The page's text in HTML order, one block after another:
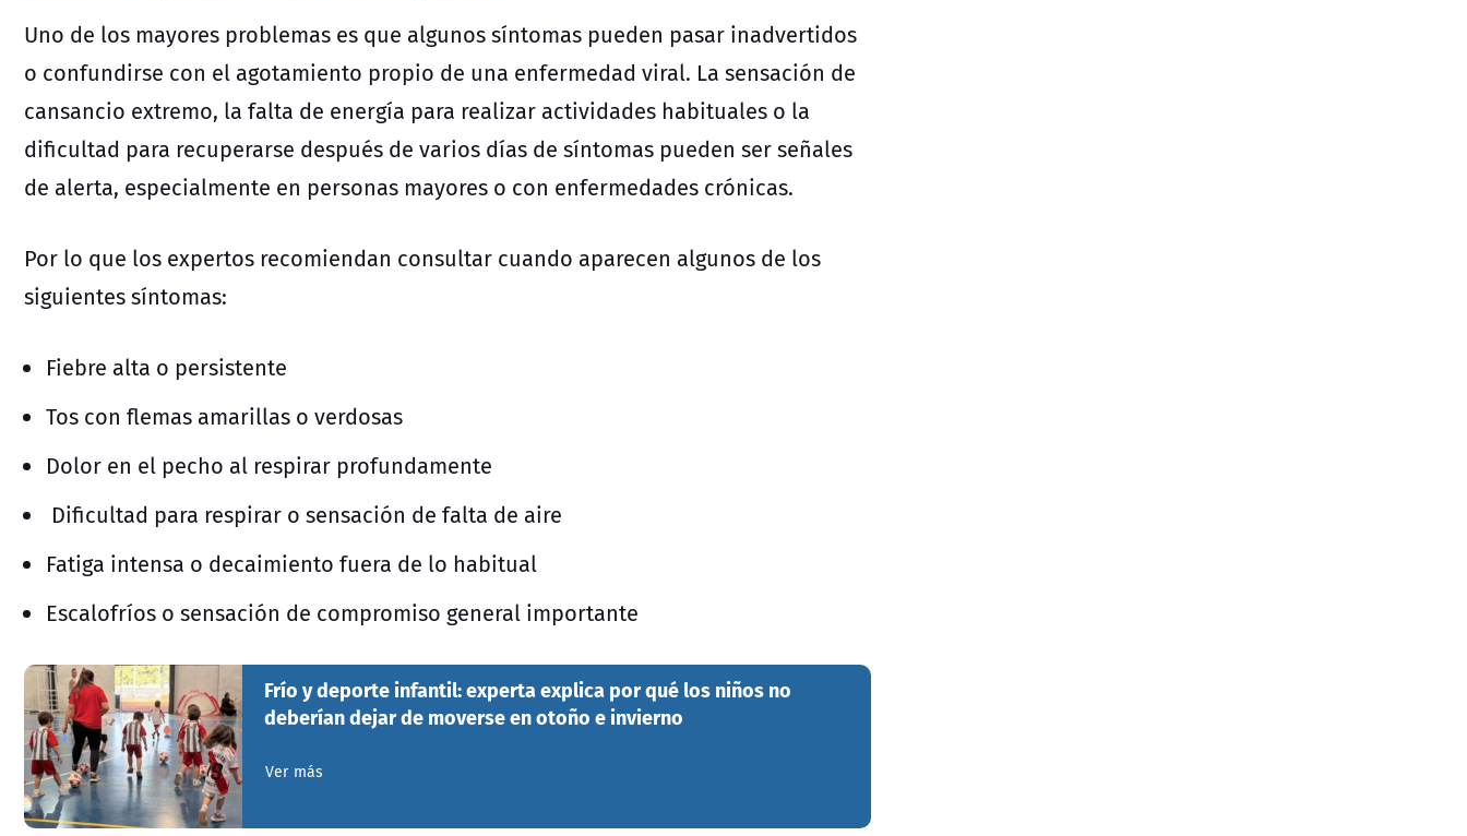
Uno de los mayores problemas es que algunos síntomas pueden pasar inadvertidos
o confundirse con el agotamiento propio de una enfermedad viral. La sensación de
cansancio extremo, la falta de energía para realizar actividades habituales o la
dificultad para recuperarse después de varios días de síntomas pueden ser señales
de alerta, especialmente en personas mayores o con enfermedades crónicas.
Por lo que los expertos recomiendan consultar cuando aparecen algunos de los
siguientes síntomas:
Fiebre alta o persistente
Tos con flemas amarillas o verdosas
Dolor en el pecho al respirar profundamente
Dificultad para respirar o sensación de falta de aire
Fatiga intensa o decaimiento fuera de lo habitual
Escalofríos o sensación de compromiso general importante
Frío y deporte infantil: experta explica por qué los niños no
deberían dejar de moverse en otoño e invierno
Ver más